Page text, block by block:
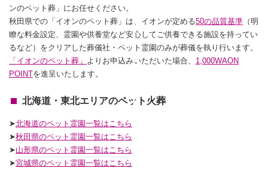
ンのペット葬」にお任せください。
秋田県での「イオンのペット葬」は、イオンが定める50の品質基準 （明
瞭な料金設定、霊園や供養堂など安心してご供養できる施設を持ってい
るなど）をクリアした葬儀社・ペット霊園のみが葬儀を執り行います。
「イオンのペット葬」 よりお申込みいただいた場合、 1,000WAON
POINTを進呈いたします。
北海道・東北エリアのペット火葬
➤北海道のペット霊園一覧はこちら
➤秋田県のペット霊園一覧はこちら
➤山形県のペット霊園一覧はこちら
➤宮城県のペット霊園一覧はこちら